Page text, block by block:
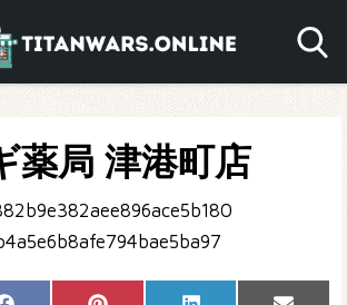
薬局 津港町店